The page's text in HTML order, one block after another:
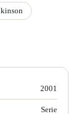
2001
Serie